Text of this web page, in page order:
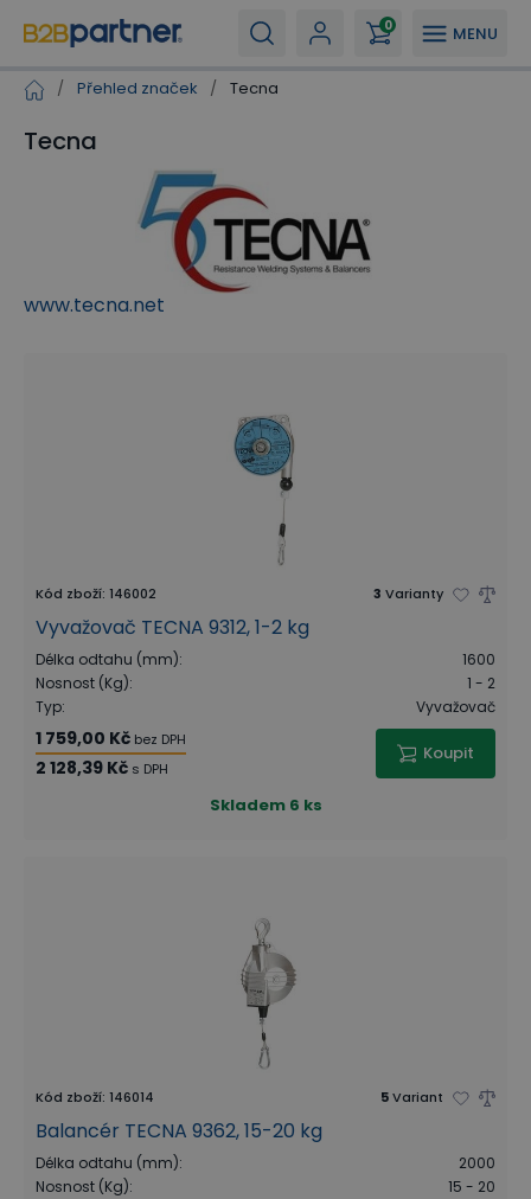
MENU
0
/ Přehled značek / Tecna
Tecna
www.tecna.net
Kód zboží: 146002 3 Varianty
Vyvažovač TECNA 9312, 1-2 kg
Délka odtahu (mm):
1600
Nosnost (Kg):
1 - 2
Typ: Vyvažovač
1 759,00 Kč bez DPH
2 128,39 Kč s DPH
Koupit
Skladem 6 ks
Kód zboží: 146014 5Variant
Balancér TECNA 9362, 15-20 kg
Délka odtahu (mm):
2000
Nosnost (Kg):
15 - 20